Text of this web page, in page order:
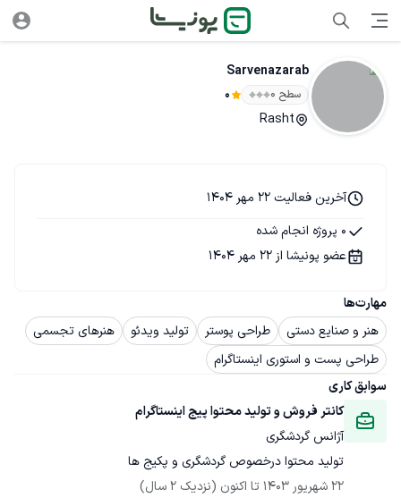
Sarvenazarab
سطح ۰ 0
Rasht
مهارت‌ها
هنر و صنایع دستی
طراحی پوستر تولید ویدئو
هنرهای تجسمی
طراحی پست و استوری اینستاگرام
سوابق کاری
کانتر فروش و تولید محتوا پیج اینستاگرام
آژانس گردشگری
تولید محتوا درخصوص گردشگری و پکیج ها
22 شهریور 1403
تا اکنون (نزدیک 2 سال)
آخرین فعالیت 22 مهر 1404
0 پروژه انجام شده
عضو پونیشا از 22 مهر 1404